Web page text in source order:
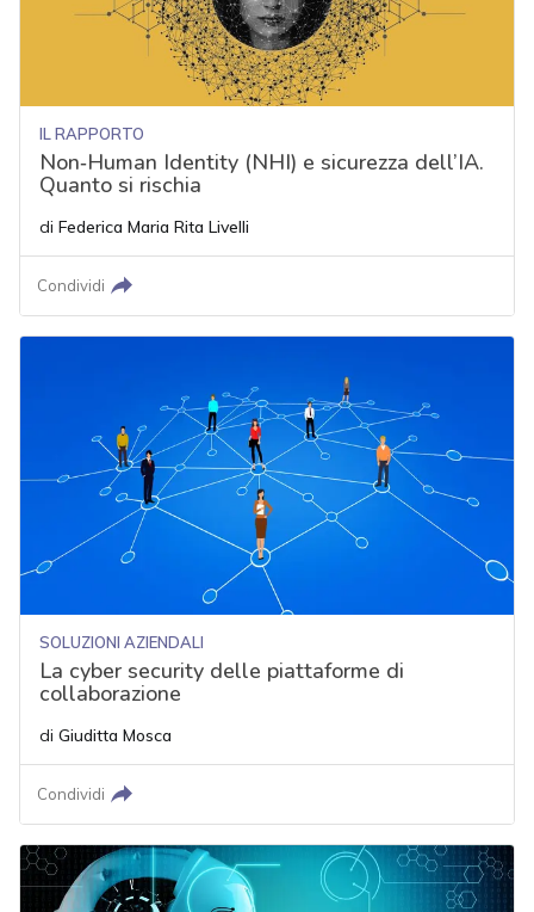
IL RAPPORTO
Non‑Human Identity (NHI) e sicurezza dell’IA.
Quanto si rischia
di Federica Maria Rita Livelli
Condividi
SOLUZIONI AZIENDALI
La cyber security delle piattaforme di
collaborazione
di Giuditta Mosca
Condividi